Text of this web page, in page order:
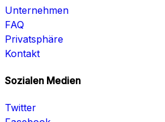
Unternehmen
FAQ
Privatsphäre
Kontakt
Sozialen Medien
Twitter